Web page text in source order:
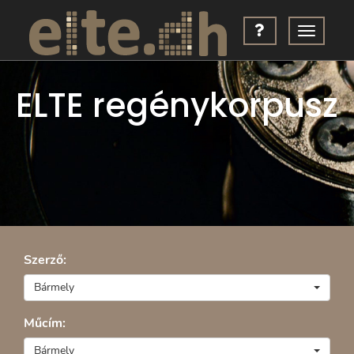
ELTE regénykorpusz
Szerző:
Bármely
Műcím:
Bármely